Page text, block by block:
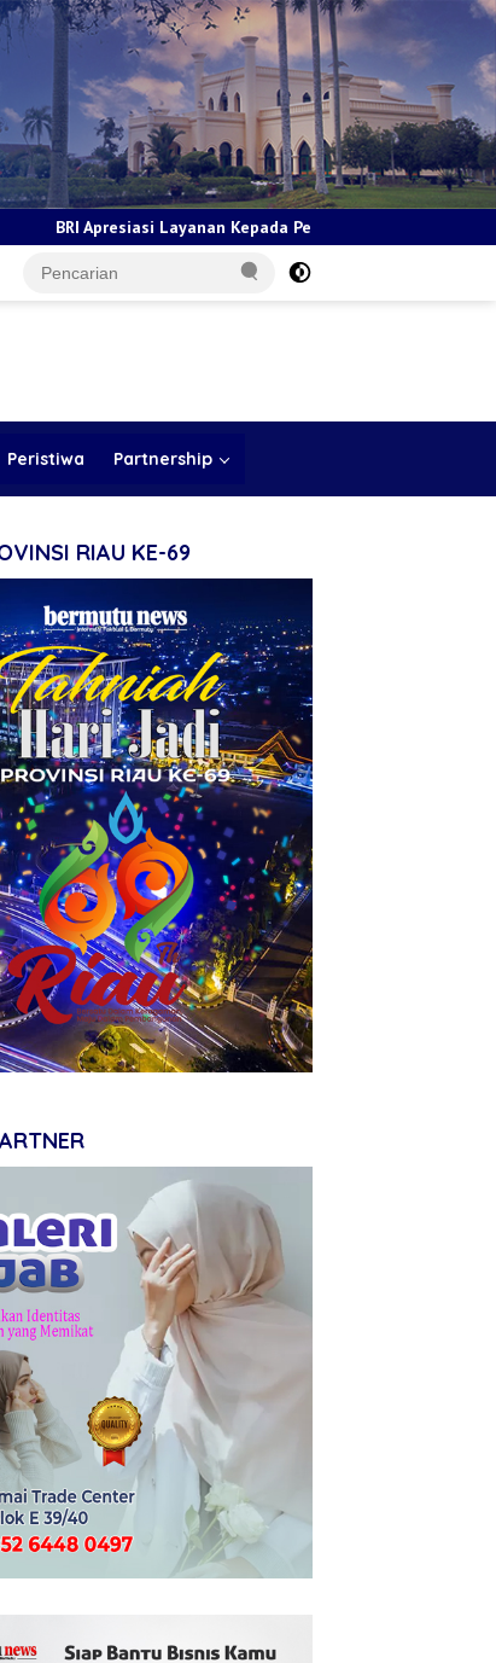
Kepada Pensiunan Jadi Bukti Komitmen Tingkatkan
Peristiwa Partnership
RIAU KE-69